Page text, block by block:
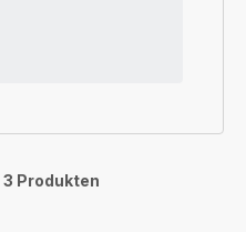
3 Produkten